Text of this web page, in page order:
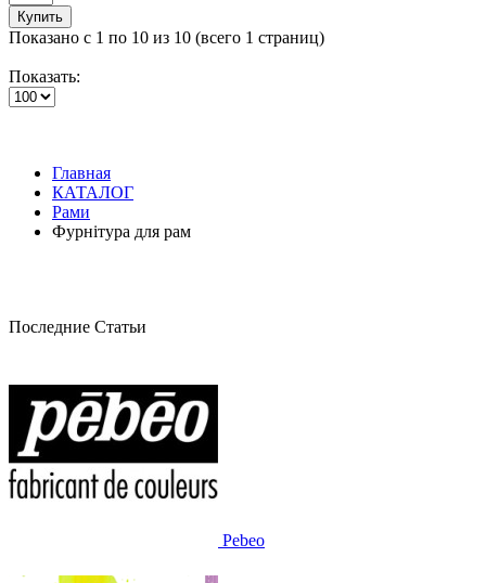
Купить
Показано с 1 по 10 из 10 (всего 1 страниц)
Показать:
Главная
КАТАЛОГ
Рами
Фурнітура для рам
Последние Статьи
Pebeo